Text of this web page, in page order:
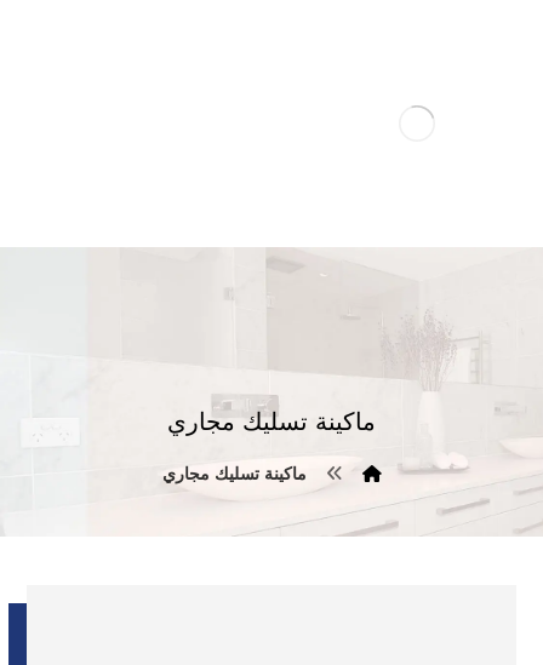
ماكينة تسليك مجاري
ماكينة تسليك مجاري